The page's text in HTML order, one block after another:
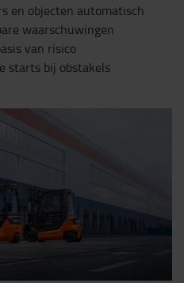
en objecten automatisch
waarschuwingen
van risico
starts bij obstakels